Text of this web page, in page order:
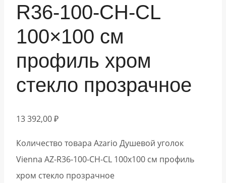
R36-100-CH-CL
100×100 см
профиль хром
стекло прозрачное
13 392,00₽
Количество товара Azario Душевой уголок
Vienna AZ-R36-100-CH-CL 100x100 см профиль
хром стекло прозрачное